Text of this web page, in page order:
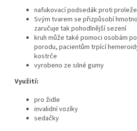
nafukovací podsedák proti
Svým tvarem se přizpůsobí
zaručuje tak pohodlnější sezení
kruh může také pomoci osobám
porodu, pacientům trpící
kostrče
vyrobeno ze silné gumy
Využití:
pro židle
invalidní vozíky
sedačky